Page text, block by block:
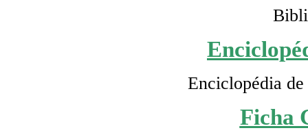
Enciclopédia
Ficha